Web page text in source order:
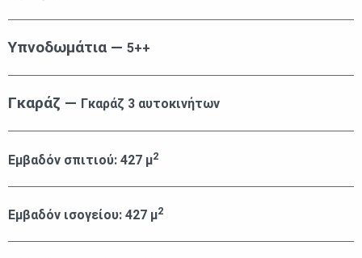
Υπνοδωμάτια — 5++
Γκαράζ — Γκαράζ 3 αυτοκινήτων
Εμβαδόν σπιτιού: 427 μ2
Εμβαδόν ισογείου: 427 μ2